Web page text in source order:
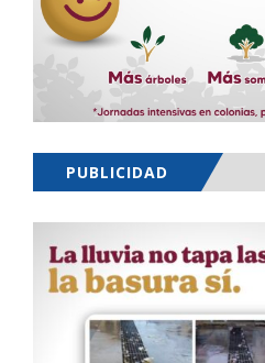
PUBLICIDAD